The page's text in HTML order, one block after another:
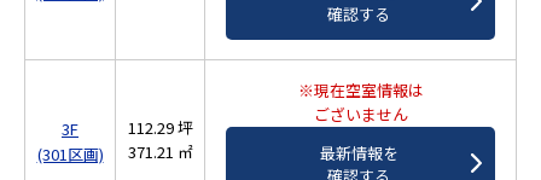
確認する
3F
(301区画)
112.29 坪
371.21 ㎡
※現在空室情報は
ございません
最新情報を